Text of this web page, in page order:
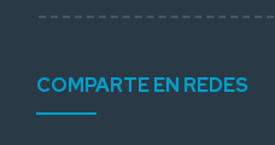
COMPARTE EN REDES